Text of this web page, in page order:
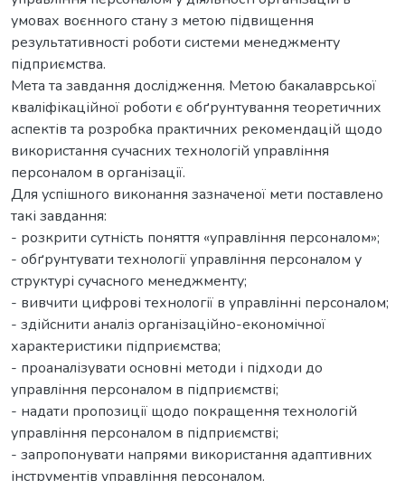
умовах воєнного стану з метою підвищення
результативності роботи системи менеджменту
підприємства.
Мета та завдання дослідження. Метою бакалаврської
кваліфікаційної роботи є обґрунтування теоретичних
аспектів та розробка практичних рекомендацій щодо
використання сучасних технологій управління
персоналом в організації.
Для успішного виконання зазначеної мети поставлено
такі завдання:
- розкрити сутність поняття «управління персоналом»;
- обґрунтувати технології управління персоналом у
структурі сучасного менеджменту;
- вивчити цифрові технології в управлінні персоналом;
- здійснити аналіз організаційно-економічної
характеристики підприємства;
- проаналізувати основні методи і підходи до
управління персоналом в підприємстві;
- надати пропозиції щодо покращення технологій
управління персоналом в підприємстві;
- запропонувати напрями використання адаптивних
інструментів управління персоналом.